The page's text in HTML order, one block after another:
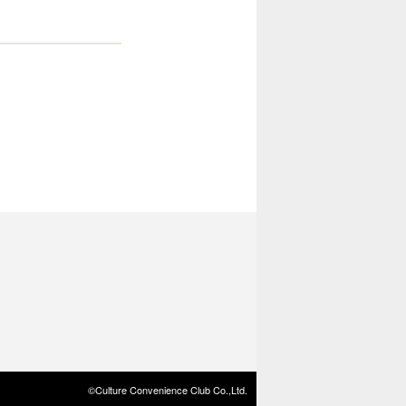
©Culture Convenience Club Co.,Ltd.